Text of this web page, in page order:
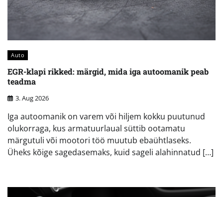
Auto
EGR-klapi rikked: märgid, mida iga autoomanik peab
teadma
3. Aug 2026
Iga autoomanik on varem või hiljem kokku puutunud
olukorraga, kus armatuurlaual süttib ootamatu
märgutuli või mootori töö muutub ebaühtlaseks.
Üheks kõige sagedasemaks, kuid sageli alahinnatud […]